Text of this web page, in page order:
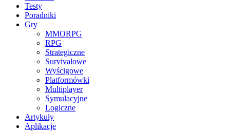
Testy
Poradniki
Gry
MMORPG
RPG
Strategiczne
Survivalowe
Wyścigowe
Platformówki
Multiplayer
Symulacyjne
Logiczne
Artykuły
Aplikacje